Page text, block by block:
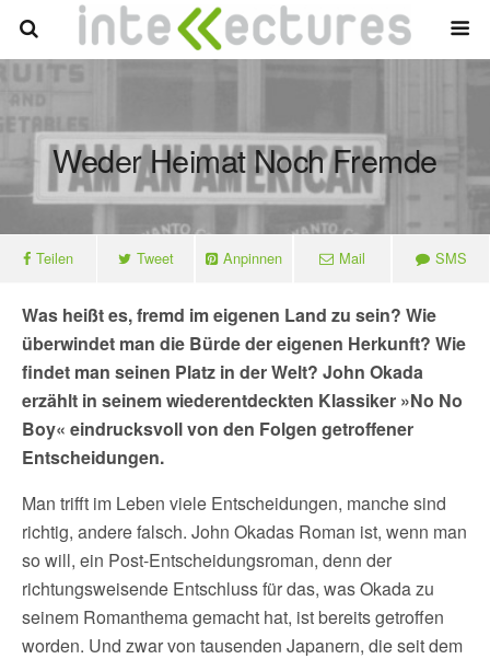
Weder Heimat Noch Fremde
Teilen Tweet Anpinnen Mail SMS
Was heißt es, fremd im eigenen Land zu sein? Wie
überwindet man die Bürde der eigenen Herkunft? Wie
findet man seinen Platz in der Welt? John Okada
erzählt in seinem wiederentdeckten Klassiker »No No
Boy« eindrucksvoll von den Folgen getroffener
Entscheidungen.
Man trifft im Leben viele Entscheidungen, manche sind
richtig, andere falsch. John Okadas Roman ist, wenn man
so will, ein Post-Entscheidungsroman, denn der
richtungsweisende Entschluss für das, was Okada zu
seinem Romanthema gemacht hat, ist bereits getroffen
worden. Und zwar von tausenden Japanern, die seit dem